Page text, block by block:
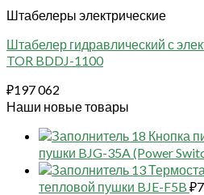
Штабелеры электрические
Штабелер гидравлический с
TOR BDDJ-1100
₽197 062
Наши новые товары
18 Кнопка
пушки BJG-35A (Power
13
тепловой пушки BJE-F5B ₽